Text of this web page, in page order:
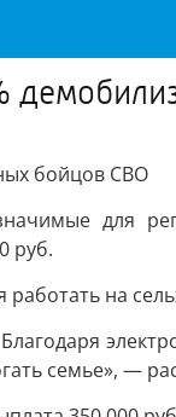
бойцов СВО
для
руб.
работать на
семье», —